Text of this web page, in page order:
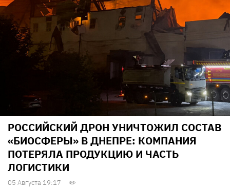
РОССИЙСКИЙ ДРОН УНИЧТОЖИЛ СОСТАВ
«БИОСФЕРЫ» В ДНЕПРЕ: КОМПАНИЯ
ПОТЕРЯЛА ПРОДУКЦИЮ И ЧАСТЬ
ЛОГИСТИКИ
05 Августа 19:17